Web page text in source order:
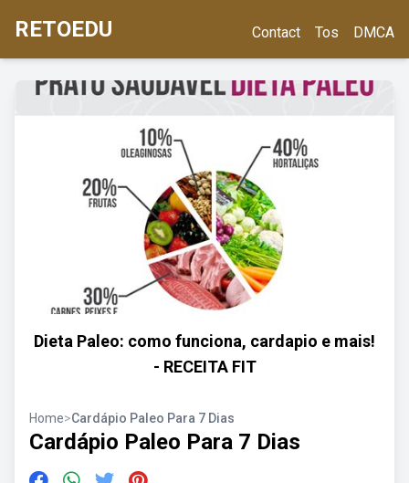
RETOEDU Contact Tos DMCA
Dieta Paleo: como funciona, cardapio e mais!
- RECEITA FIT
Home>Cardápio Paleo Para 7 Dias
Cardápio Paleo Para 7 Dias